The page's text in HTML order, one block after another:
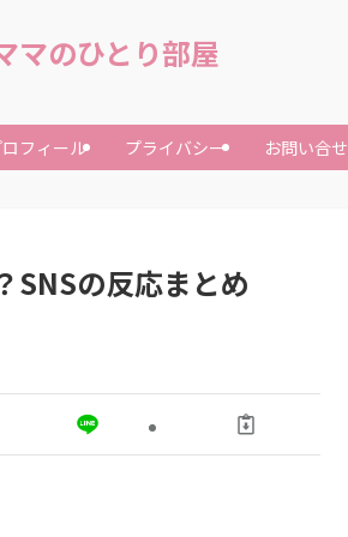
マのひとり部屋
フィール プライバシー お問い合せ
SNSの反応まとめ